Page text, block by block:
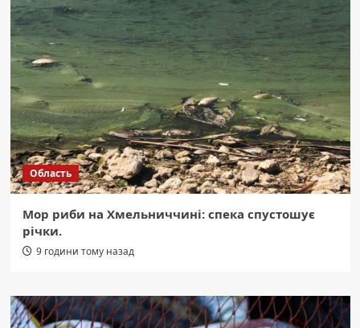
Область
Мор риби на Хмельниччині: спека спустошує
річки.
9 години тому назад